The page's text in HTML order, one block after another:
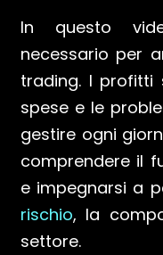
In questo
necessario per
trading. I profitti
spese e le
gestire ogni
comprendere il
e impegnarsi a
rischio, la
settore.